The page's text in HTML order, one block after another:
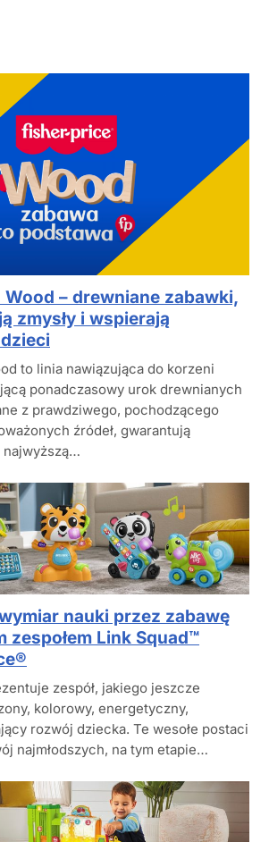
– drewniane zabawki,
zmysły i wspierają
to linia nawiązująca do korzeni
ponadczasowy urok drewnianych
z prawdziwego, pochodzącego
źródeł, gwarantują
nauki przez zabawę
zespołem Link Squad™
zespół, jakiego jeszcze
kolorowy, energetyczny,
rozwój dziecka. Te wesołe postaci
najmłodszych, na tym etapie…